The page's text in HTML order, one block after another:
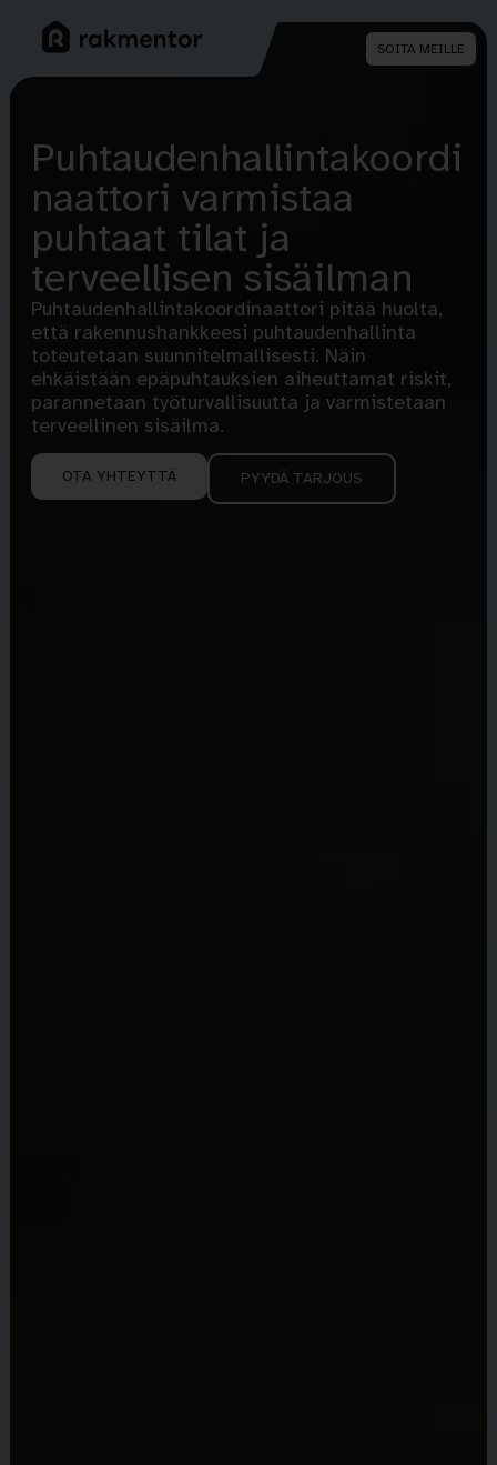
SOITA MEILLE
Puhtaudenhallintakoordi
naattori varmistaa
puhtaat tilat ja
terveellisen sisäilman
Puhtaudenhallintakoordinaattori pitää huolta,
että rakennushankkeesi puhtaudenhallinta
toteutetaan suunnitelmallisesti. Näin
ehkäistään epäpuhtauksien aiheuttamat riskit,
parannetaan työturvallisuutta ja varmistetaan
terveellinen sisäilma.
OTA YHTEYTTÄ PYYDÄ TARJOUS